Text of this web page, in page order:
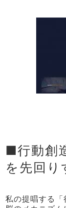
■行動創
を先回り
私の提唱する